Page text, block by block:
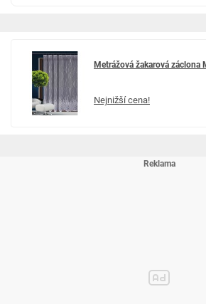
Metrážová žakarová
Nejnižší cena!